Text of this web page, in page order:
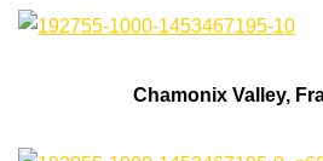
Chamonix Valley,